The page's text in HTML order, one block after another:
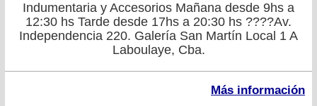
Indumentaria y Accesorios Mañana desde 9hs a
12:30 hs Tarde desde 17hs a 20:30 hs ????Av.
Independencia 220. Galería San Martín Local 1 A
Laboulaye, Cba.
Más información